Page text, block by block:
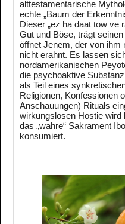
alttestamentarische
echte „Baum der
Dieser „ez ha daat tow ve
Gut und Böse, trägt
öffnet Jenem, der von ihm
nicht erahnt. Es lassen
nordamerikanischen
die psychoaktive
als Teil eines
Religionen, Konfessionen
Anschauungen) Rituals
wirkungslosen Hostie wird
das „wahre“ Sakrament
konsumiert.